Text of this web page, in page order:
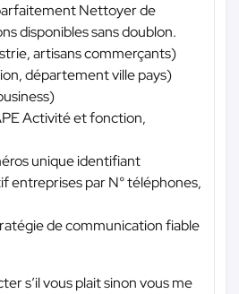
Nettoyer de
disponibles sans doublon.
artisans commerçants)
département ville pays)
Activité et fonction,
unique identifiant
entreprises par N° téléphones,
de communication fiable
s’il vous plait sinon vous me